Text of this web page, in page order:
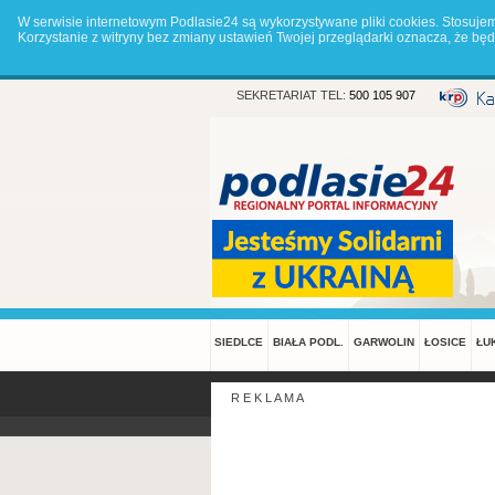
W serwisie internetowym Podlasie24 są wykorzystywane pliki cookies.
Korzystanie z witryny bez zmiany ustawień Twojej przeglądarki oznacza, że
SEKRETARIAT TEL: 500 105 907
SIEDLCE BIAŁA PODL. GARWOLIN ŁOSICE
R E K L A M A